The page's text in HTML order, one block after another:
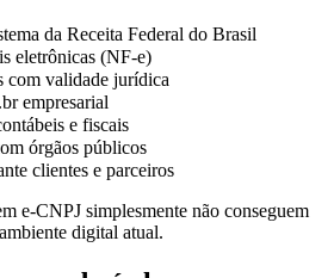
da Receita Federal do Brasil
eletrônicas (NF-e)
com validade jurídica
empresarial
e fiscais
órgãos públicos
clientes e parceiros
e-CNPJ simplesmente não conseguem
digital atual.